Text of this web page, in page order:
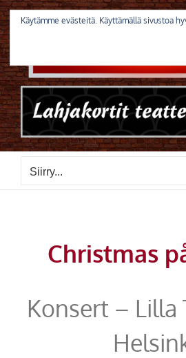
Skip
to
content
Siirry...
Christmas
Konsert – Lilla
Käytämme evästeitä. Käyttämällä sivustoa